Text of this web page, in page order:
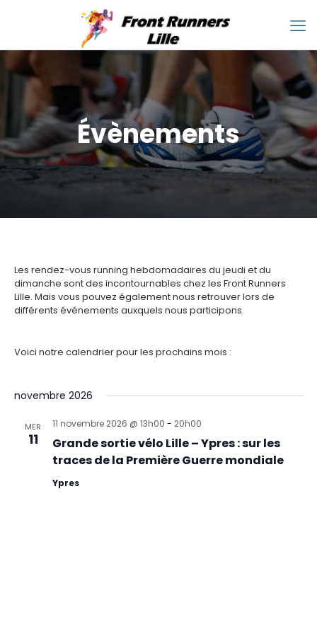
Évènements
Les rendez-vous running hebdomadaires du jeudi et du
dimanche sont des incontournables chez les Front Runners
Lille. Mais vous pouvez également nous retrouver lors de
différents événements auxquels nous participons.
Voici notre calendrier pour les prochains mois :
novembre 2026
MER
11
Grande sortie vélo Lille – Ypres : sur les
traces de la Première Guerre mondiale
11 novembre 2026 @ 13h00 - 20h00
Ypres